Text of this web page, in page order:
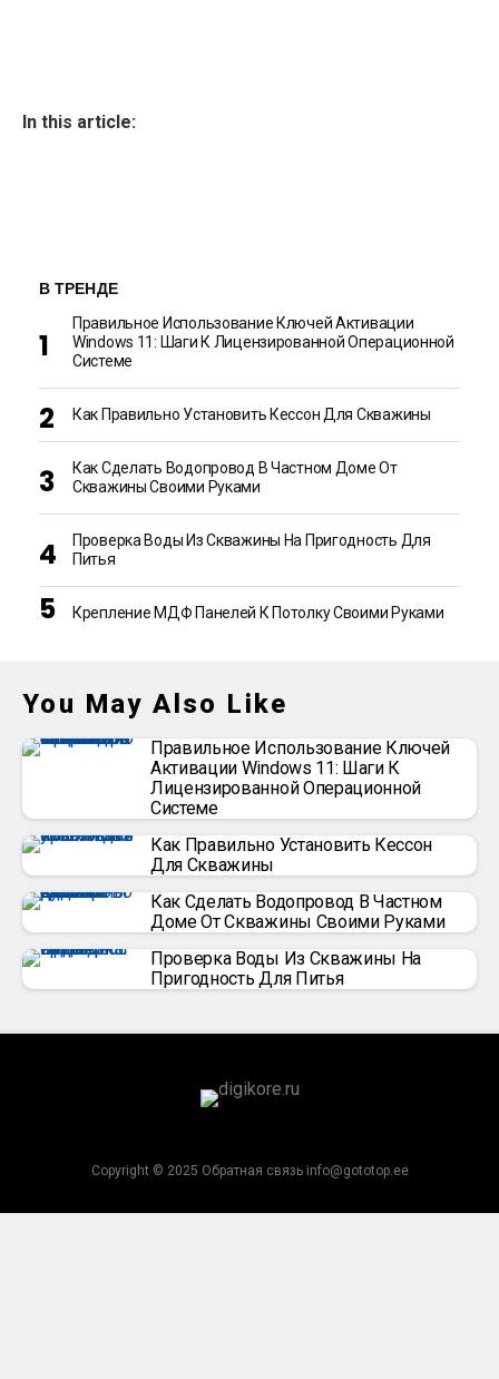
In this article:
В ТРЕНДЕ
Правильное Использование Ключей Активации
Windows 11: Шаги К Лицензированной Операционной
Системе
Как Правильно Установить Кессон Для Скважины
Как Сделать Водопровод В Частном Доме От
Скважины Своими Руками
Проверка Воды Из Скважины На Пригодность Для
Питья
Крепление МДФ Панелей К Потолку Своими Руками
You May Also Like
Правильное Использование Ключей
Активации Windows 11: Шаги К
Лицензированной Операционной
Системе
Как Правильно Установить Кессон
Для Скважины
Как Сделать Водопровод В Частном
Доме От Скважины Своими Руками
Проверка Воды Из Скважины На
Пригодность Для Питья
Copyright © 2025 Обратная связь info@gototop.ee